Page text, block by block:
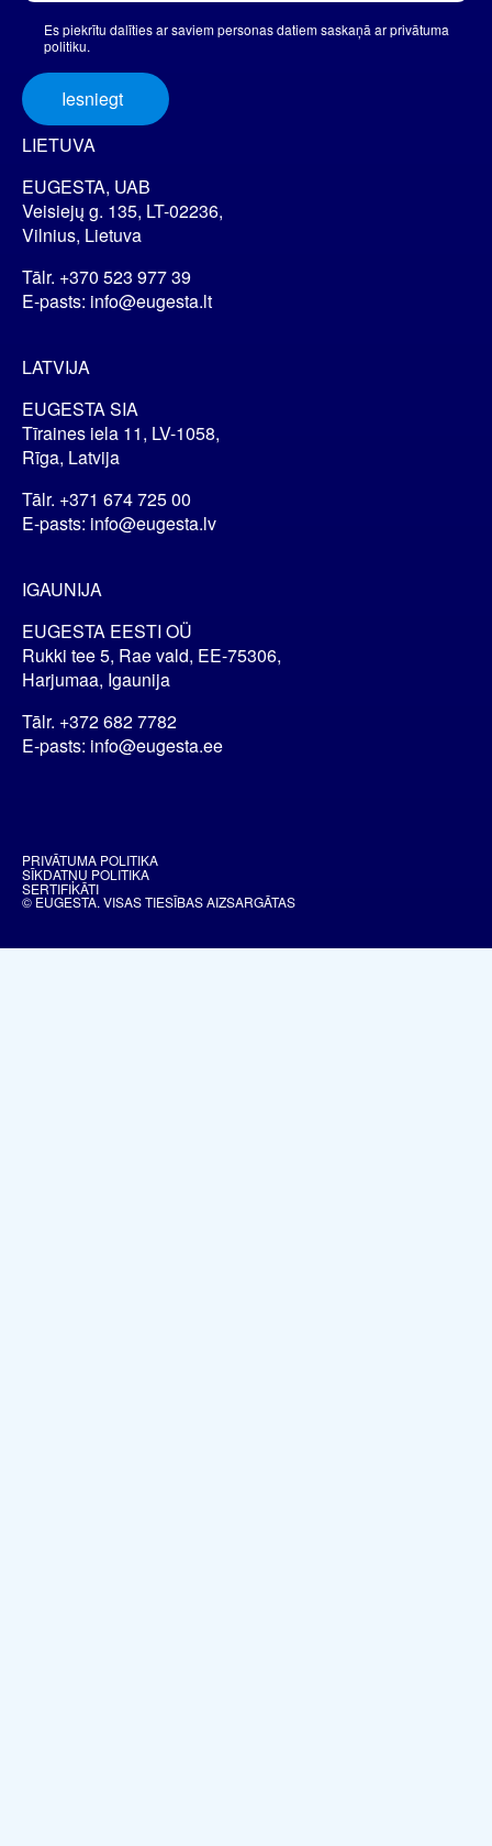
LIETUVA
EUGESTA, UAB
Veisiejų g. 135, LT-02236,
Vilnius, Lietuva
Tālr. +370 523 977 39
E-pasts: info@eugesta.lt
LATVIJA
EUGESTA SIA
Tīraines iela 11, LV-1058,
Rīga, Latvija
Tālr. +371 674 725 00
E-pasts: info@eugesta.lv
IGAUNIJA
EUGESTA EESTI OÜ
Rukki tee 5, Rae vald, EE-75306,
Harjumaa, Igaunija
Tālr. +372 682 7782
E-pasts: info@eugesta.ee
Es piekrītu dalīties ar saviem personas datiem saskaņā ar privātuma
politiku.
Iesniegt
PRIVĀTUMA POLITIKA
SĪKDATŅU POLITIKA
SERTIFIKĀTI
© EUGESTA. VISAS TIESĪBAS AIZSARGĀTAS